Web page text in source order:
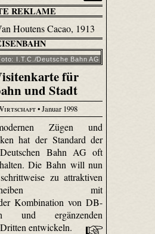
REKLAME
I.T.C./Deutsche Bahn AG
für
und Stadt
• Januar 1998
Zügen und
hat der Standard der
Bahn AG oft
Die Bahn will nun
zu attraktiven
mit
Kombination von DB-
und ergänzenden
entwickeln.